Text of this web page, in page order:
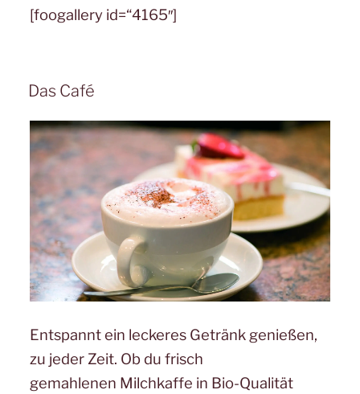
[foogallery id=“4165″]
Das Café
Entspannt ein leckeres Getränk genießen,
zu jeder Zeit. Ob du frisch
gemahlenen Milchkaffe in Bio-Qualität